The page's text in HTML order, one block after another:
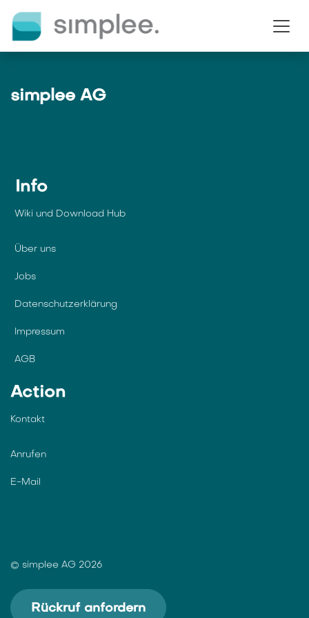
simplee AG
Info
Wiki und Download Hub
Über uns
Jobs
Datenschutzerklärung
Impressum
AGB
Action
Kontakt
Anrufen
E-Mail
© simplee AG 2026
Rückruf anfordern